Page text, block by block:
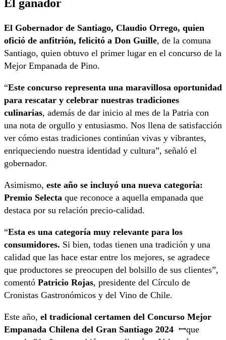
El Gobernador de Santiago, Claudio Orrego, quien
ofició de anfitrión, felicitó a Don Guille, de la comuna
Santiago, quien obtuvo el primer lugar en el concurso de la
Mejor Empanada de Pino.
“Este concurso representa una maravillosa oportunidad
para rescatar y celebrar nuestras tradiciones
culinarias, además de dar inicio al mes de la Patria con
una nota de orgullo y entusiasmo. Nos llena de satisfacción
ver cómo estas tradiciones continúan vivas y vibrantes,
enriqueciendo nuestra identidad y cultura”, señaló el
gobernador.
Asimismo, este año se incluyó una nueva categoría:
Premio Selecta que reconoce a aquella empanada que
destaca por su relación precio-calidad.
“Esta es una categoría muy relevante para los
consumidores. Si bien, todas tienen una tradición y una
calidad que las hace estar entre los mejores, se agradece
que productores se preocupen del bolsillo de sus clientes”,
comentó Patricio Rojas, presidente del Círculo de
Cronistas Gastronómicos y del Vino de Chile.
Este año, el tradicional certamen del Concurso Mejor
Empanada Chilena del Gran Santiago 2024 ꟷque